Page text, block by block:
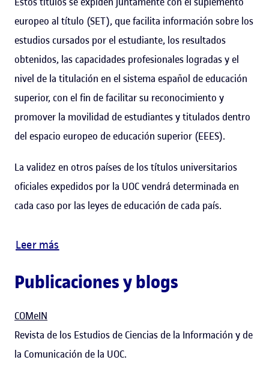
europeo al título (SET), que facilita información sobre los
estudios cursados por el estudiante, los resultados
obtenidos, las capacidades profesionales logradas y el
nivel de la titulación en el sistema español de educación
superior, con el fin de facilitar su reconocimiento y
promover la movilidad de estudiantes y titulados dentro
del espacio europeo de educación superior (EEES).
La validez en otros países de los títulos universitarios
oficiales expedidos por la UOC vendrá determinada en
cada caso por las leyes de educación de cada país.
Leer más
Publicaciones y blogs
COMeIN
Revista de los Estudios de Ciencias de la Información y de
la Comunicación de la UOC.